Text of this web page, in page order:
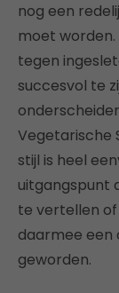
nog een
moet
tegen
succesvol te
Vegetarische
stijl is heel
uitgangspunt
te vertellen of
daarmee een
geworden.